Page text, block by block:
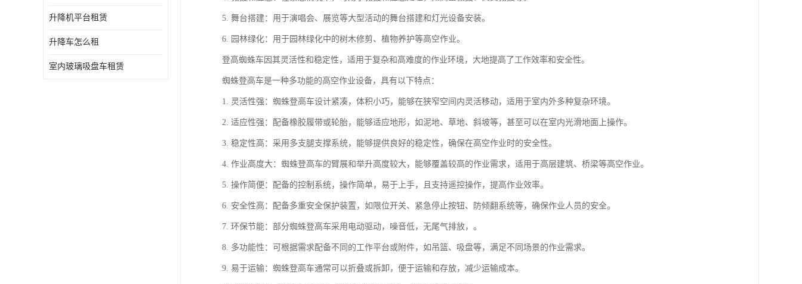
升降机平台租赁
升降车怎么租
室内玻璃吸盘车租赁
5. 舞台搭建：用于演唱会、展览等大型活动的舞台搭建和灯光设备安装。
6. 园林绿化：用于园林绿化中的树木修剪、植物养护等高空作业。
登高蜘蛛车因其灵活性和稳定性，适用于复杂和高难度的作业环境，大地提高了工作效率和安全性。
蜘蛛登高车是一种多功能的高空作业设备，具有以下特点：
1. 灵活性强：蜘蛛登高车设计紧凑，体积小巧，能够在狭窄空间内灵活移动，适用于室内外多种复杂环境。
2. 适应性强：配备橡胶履带或轮胎，能够适应地形，如泥地、草地、斜坡等，甚至可以在室内光滑地面上操作。
3. 稳定性高：采用多支腿支撑系统，能够提供良好的稳定性，确保在高空作业时的安全性。
4. 作业高度大：蜘蛛登高车的臂展和举升高度较大，能够覆盖较高的作业需求，适用于高层建筑、桥梁等高空作业。
5. 操作简便：配备的控制系统，操作简单，易于上手，且支持遥控操作，提高作业效率。
6. 安全性高：配备多重安全保护装置，如限位开关、紧急停止按钮、防倾翻系统等，确保作业人员的安全。
7. 环保节能：部分蜘蛛登高车采用电动驱动，噪音低，无尾气排放，。
8. 多功能性：可根据需求配备不同的工作平台或附件，如吊篮、吸盘等，满足不同场景的作业需求。
9. 易于运输：蜘蛛登高车通常可以折叠或拆卸，便于运输和存放，减少运输成本。